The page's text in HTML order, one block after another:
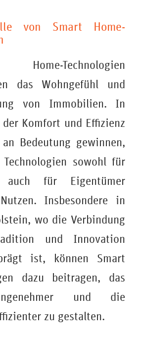
von Smart Home-
Technologien
das Wohngefühl und
von Immobilien. In
Komfort und Effizienz
Bedeutung gewinnen,
sowohl für
für Eigentümer
Insbesondere in
wo die Verbindung
und Innovation
ist, können Smart
dazu beitragen, das
und die
zu gestalten.